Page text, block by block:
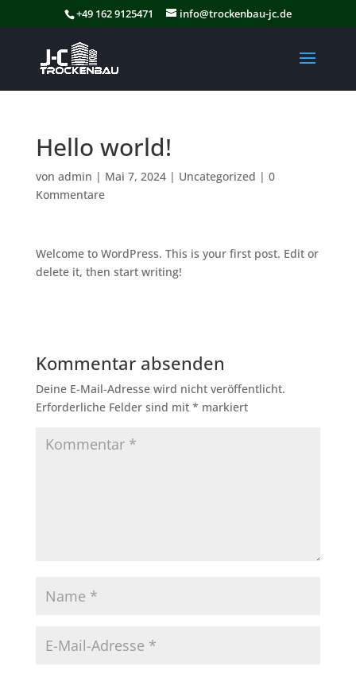
+49 162 9125471 info@trockenbau-jc.de
Hello world!
von admin | Mai 7, 2024| Uncategorized | 0
Kommentare
Welcome to WordPress. This is your first post. Edit or
delete it, then start writing!
Kommentar absenden
Deine E-Mail-Adresse wird nicht veröffentlicht.
Erforderliche Felder sind mit * markiert